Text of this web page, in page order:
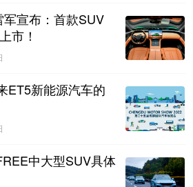
的出行需求。独创的“4+X”灵动空间
乘用空间布局。“航空级头等舱”、“负
纯平收纳空间”等舒适实用配置,打破
星级安全性能、全球制造标准及亲民
用车全新的品质标准。
宣布：首款SUV
市！
ET5新能源汽车的
中大型SUV具体